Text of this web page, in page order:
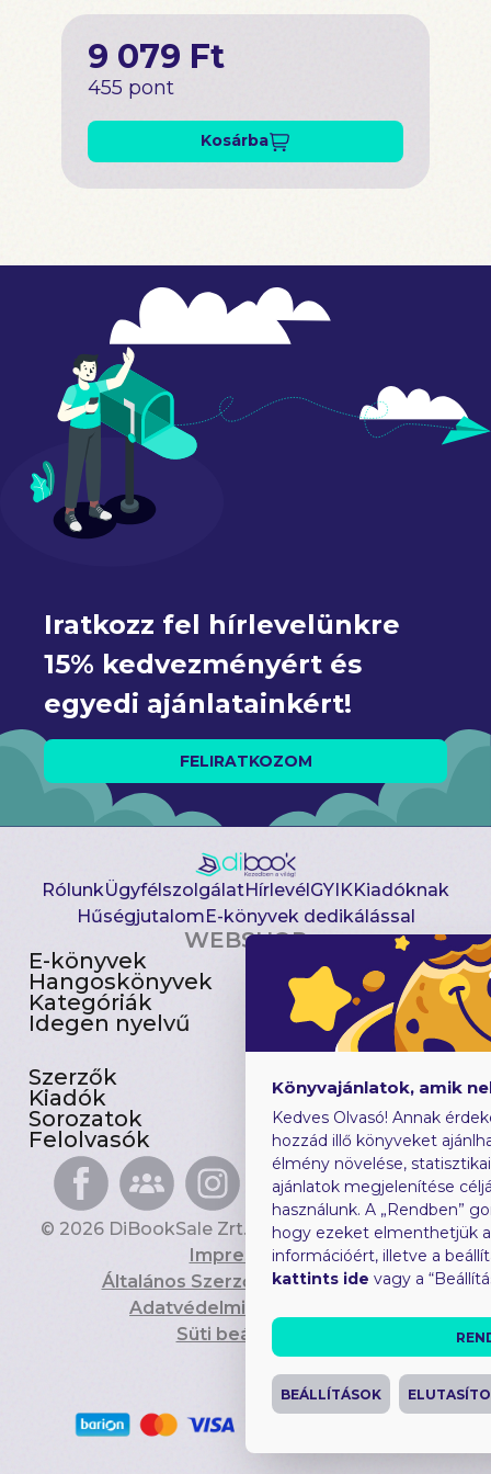
9 079 Ft
455 pont
Kosárba
Iratkozz fel hírlevelünkre
15% kedvezményért és
egyedi ajánlatainkért!
FELIRATKOZOM
RólunkÜgyfélszolgálatHírlevél GYIKKiadóknak
Hűségjutalom E-könyvek dedikálással
WEBSHOP
E-könyvek
Hangoskönyvek
Kategóriák
Idegen nyelvű
Csomagajánlatok
Akciósak
Előjegyezhetők
Újdonságok
Szerzők
Kiadók
Sorozatok
Felolvasók
Gyerekkönyvek
Heti toplista
Ajándékutalvány
Blog
© 2026 DiBookSale Zrt. Minden jog fenntartva.
Impresszum
Általános Szerződési Feltételek
Adatvédelmi Tájékoztató
Süti beállítások
Könyvajánlatok, amik
Kedves Olvasó! Annak
hozzád illő könyveket
élmény növelése,
ajánlatok megjelenítése
használunk. A „Rendben”
hogy ezeket elmenthetjük
információért, illetve a
kattints ide vagy a
BEÁLLÍTÁSOK